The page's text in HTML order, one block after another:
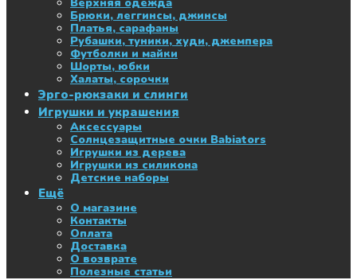
Брюки, леггинсы, джинсы
Платья, сарафаны
Рубашки, туники, худи, джемпера
Футболки и майки
Шорты, юбки
Халаты, сорочки
Эрго-рюкзаки и слинги
Игрушки и украшения
Аксессуары
Солнцезащитные очки Babiators
Игрушки из дерева
Игрушки из силикона
Детские наборы
Ещё
О магазине
Контакты
Оплата
Доставка
О возврате
Полезные статьи